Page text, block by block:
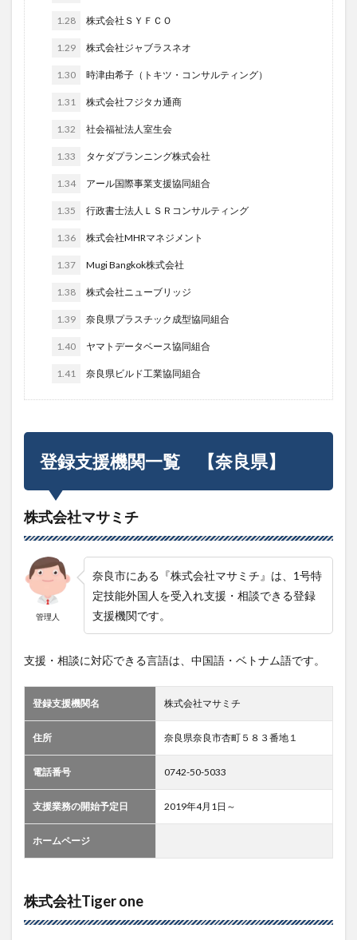
1.28 株式会社ＳＹＦＣＯ
1.29 株式会社ジャブラスネオ
1.30 時津由希子（トキツ・コンサルティング）
1.31 株式会社フジタカ通商
1.32 社会福祉法人室生会
1.33 タケダプランニング株式会社
1.34 アール国際事業支援協同組合
1.35 行政書士法人ＬＳＲコンサルティング
1.36 株式会社MHRマネジメント
1.37 Mugi Bangkok株式会社
1.38 株式会社ニューブリッジ
1.39 奈良県プラスチック成型協同組合
1.40 ヤマトデータベース協同組合
1.41 奈良県ビルド工業協同組合
登録支援機関一覧 【奈良県】
株式会社マサミチ
管理人
奈良市にある『株式会社マサミチ』は、1号特
定技能外国人を受入れ支援・相談できる登録
支援機関です。
支援・相談に対応できる言語は、中国語・ベトナム語です。
登録支援機関名 株式会社マサミチ
住所 奈良県奈良市杏町５８３番地１
電話番号 0742-50-5033
支援業務の開始予定日 2019年4月1日～
ホームページ
株式会社Tiger one